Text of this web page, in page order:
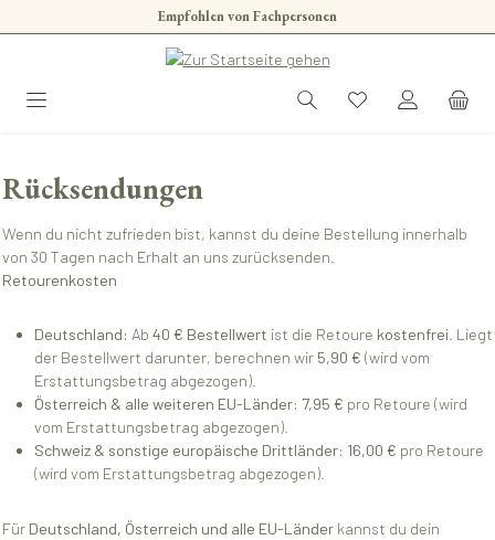
Zum Hauptinhalt springenEmpfohlen von Fachpersonen
Rücksendungen
Wenn du nicht zufrieden bist, kannst du deine Bestellung innerhalb
von 30 Tagen nach Erhalt an uns zurücksenden.
Retourenkosten
Deutschland: Ab 40 € Bestellwert ist die Retoure kostenfrei. Liegt
der Bestellwert darunter, berechnen wir 5,90 € (wird vom
Erstattungsbetrag abgezogen).
Österreich & alle weiteren EU-Länder: 7,95 € pro Retoure (wird
vom Erstattungsbetrag abgezogen).
Schweiz & sonstige europäische Drittländer: 16,00 € pro Retoure
(wird vom Erstattungsbetrag abgezogen).
Für Deutschland, Österreich und alle EU-Länder kannst du dein